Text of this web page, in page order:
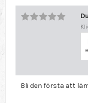
Du
Bli den första att